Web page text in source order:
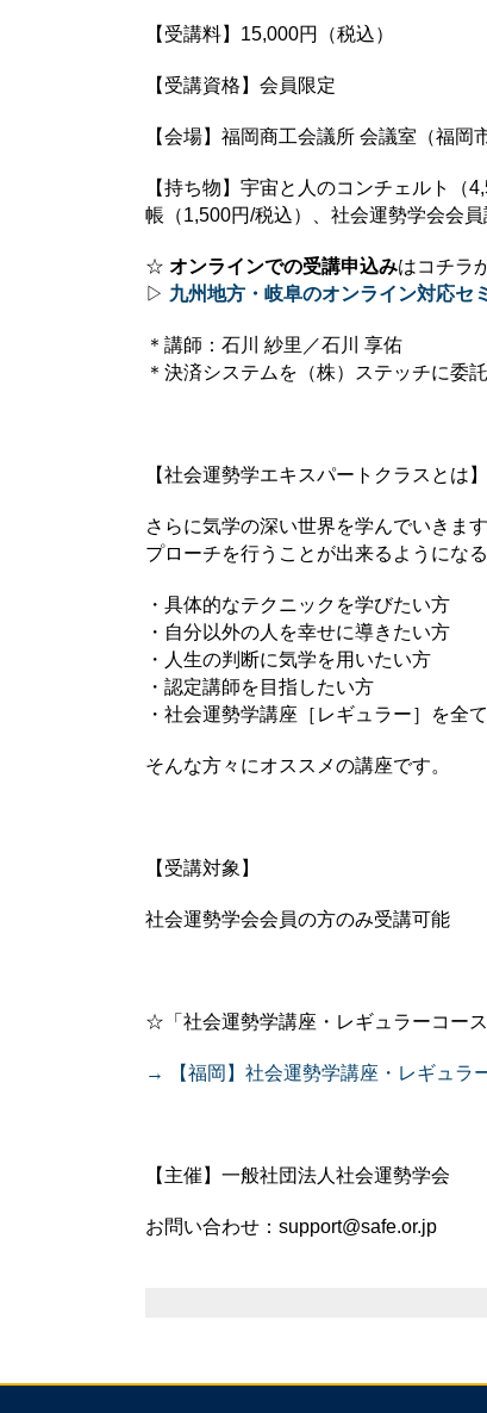
【受講料】15,000円（税込）
【受講資格】会員限定
【会場】福岡商工会議所 会議室（福岡
【持ち物】宇宙と人のコンチェルト（
帳（1,500円/税込）、社会運勢学会会
☆ オンラインでの受講申込みはコチラ
▷ 九州地方・岐阜のオンライン対応セ
＊講師：石川 紗里／石川 享佑
＊決済システムを（株）ステッチに委
【社会運勢学エキスパートクラスとは】
さらに気学の深い世界を学んでいきま
プローチを行うことが出来るようにな
・具体的なテクニックを学びたい方
・自分以外の人を幸せに導きたい方
・人生の判断に気学を用いたい方
・認定講師を目指したい方
・社会運勢学講座［レギュラー］を全
そんな方々にオススメの講座です。
【受講対象】
社会運勢学会会員の方のみ受講可能
☆「社会運勢学講座・レギュラーコー
→ 【福岡】社会運勢学講座・レギュラ
【主催】一般社団法人社会運勢学会
お問い合わせ：support@safe.or.jp